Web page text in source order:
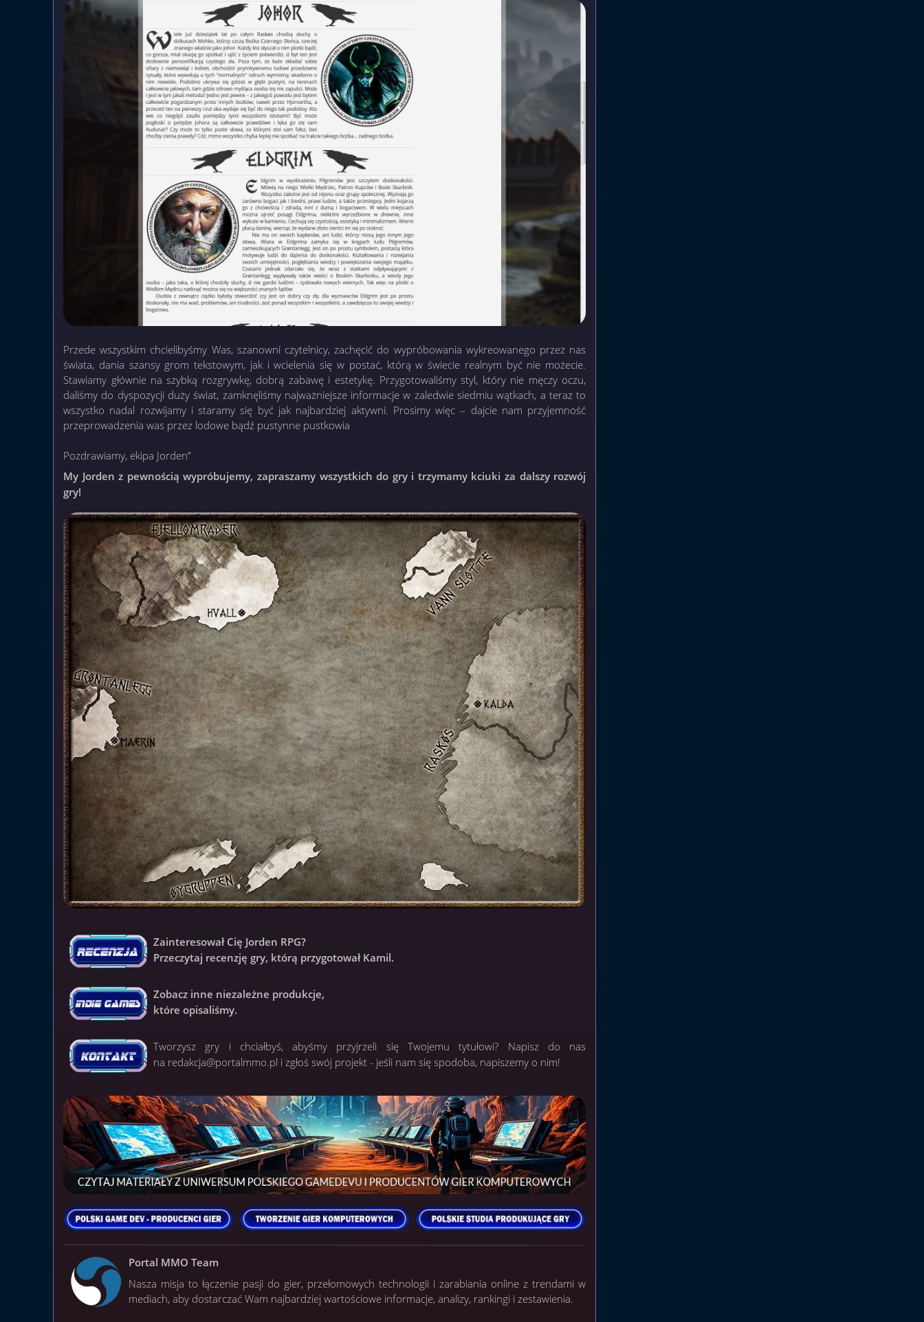
Przede wszystkim chcielibyśmy Was, szanowni czytelnicy, zachęcić do wypróbowania wykreowanego przez nas
świata, dania szansy grom tekstowym, jak i wcielenia się w postać, którą w świecie realnym być nie możecie.
Stawiamy głównie na szybką rozgrywkę, dobrą zabawę i estetykę. Przygotowaliśmy styl, który nie męczy oczu,
daliśmy do dyspozycji duży świat, zamknęliśmy najważniejsze informacje w zaledwie siedmiu wątkach, a teraz to
wszystko nadal rozwijamy i staramy się być jak najbardziej aktywni. Prosimy więc – dajcie nam przyjemność
przeprowadzenia was przez lodowe bądź pustynne pustkowia
Pozdrawiamy, ekipa Jorden”
My Jorden z pewnością wypróbujemy, zapraszamy wszystkich do gry i trzymamy kciuki za dalszy rozwój
gry!
Zainteresował Cię Jorden RPG?
Przeczytaj recenzję gry, którą przygotował Kamil.
Zobacz inne niezależne produkcje,
które opisaliśmy.
Tworzysz gry i chciałbyś, abyśmy przyjrzeli się Twojemu tytułowi? Napisz do nas
na redakcja@portalmmo.pl i zgłoś swój projekt - jeśli nam się spodoba, napiszemy o nim!
Portal MMO Team
Nasza misja to łączenie pasji do gier, przełomowych technologii i zarabiania online z trendami w
mediach, aby dostarczać Wam najbardziej wartościowe informacje, analizy, rankingi i zestawienia.